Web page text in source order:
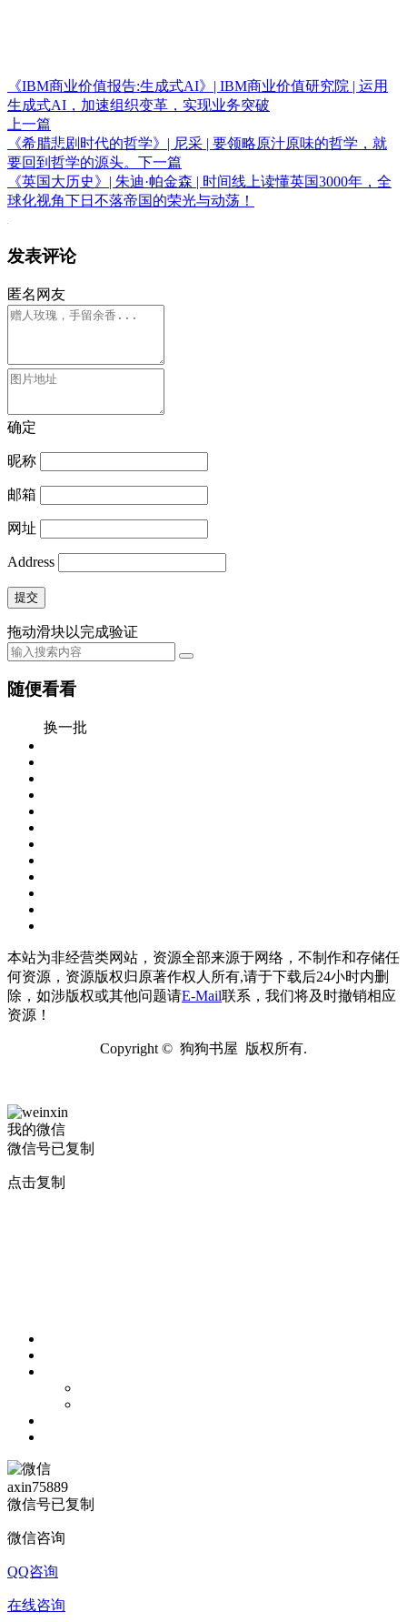
《IBM商业价值报告:生成式AI》| IBM商业价值研究院 | 运用
生成式AI，加速组织变革，实现业务突破
上一篇
《希腊悲剧时代的哲学》| 尼采 | 要领略原汁原味的哲学，就
要回到哲学的源头。 下一篇
《英国大历史》| 朱迪·帕金森 | 时间线上读懂英国3000年，全
球化视角下日不落帝国的荣光与动荡！
发表评论
匿名网友
确定
昵称
邮箱
网址
Address
提交
拖动滑块以完成验证
随便看看
换一批
本站为非经营类网站，资源全部来源于网络，不制作和存储任
何资源，资源版权归原著作权人所有,请于下载后24小时内删
除，如涉版权或其他问题请E-Mail联系，我们将及时撤销相应
资源！
Copyright © 狗狗书屋 版权所有.
我的微信
微信号已复制
点击复制
axin75889
微信号已复制
微信咨询
QQ咨询
在线咨询